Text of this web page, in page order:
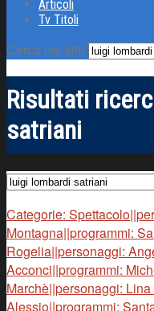
Articoli
Tv Titoli
Cerca nel sito
Risultati
satriani
Categorie:
Montagna||programmi:
Rogelia||personaggi:
Acconci||programmi:
Marchè||personaggi:
Alessio||programmi: